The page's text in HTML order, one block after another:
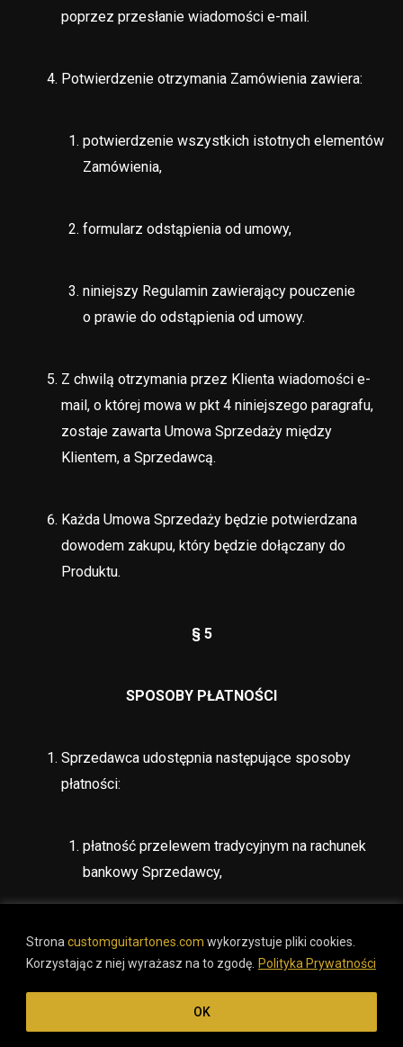
Strona customguitartones.com wykorzystuje pliki cookies.
Korzystając z niej wyrażasz na to zgodę. Polityka Prywatności
OK
poprzez przesłanie wiadomości e-mail.
Potwierdzenie otrzymania Zamówienia zawiera:
potwierdzenie wszystkich istotnych elementów
Zamówienia,
formularz odstąpienia od umowy,
niniejszy Regulamin zawierający pouczenie
o prawie do odstąpienia od umowy.
Z chwilą otrzymania przez Klienta wiadomości e-
mail, o której mowa w pkt 4 niniejszego paragrafu,
zostaje zawarta Umowa Sprzedaży między
Klientem, a Sprzedawcą.
Każda Umowa Sprzedaży będzie potwierdzana
dowodem zakupu, który będzie dołączany do
Produktu.
§ 5
SPOSOBY PŁATNOŚCI
Sprzedawca udostępnia następujące sposoby
płatności:
płatność przelewem tradycyjnym na rachunek
bankowy Sprzedawcy,
płatność za pośrednictwem elektronicznego
systemu płatności.
W przypadku płatności za pośrednictwem